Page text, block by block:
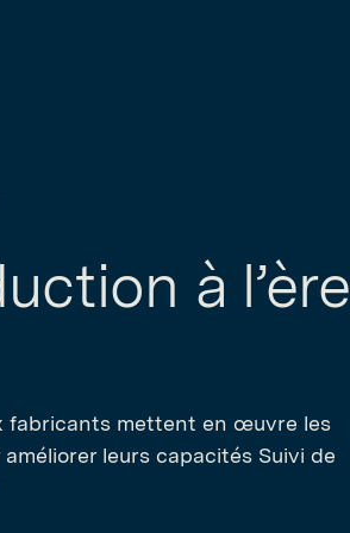
à l’ère
fabricants mettent en œuvre les
leurs capacités Suivi de